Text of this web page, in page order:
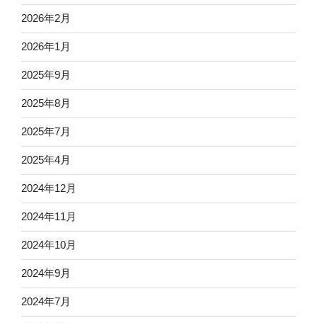
2026年2月
2026年1月
2025年9月
2025年8月
2025年7月
2025年4月
2024年12月
2024年11月
2024年10月
2024年9月
2024年7月